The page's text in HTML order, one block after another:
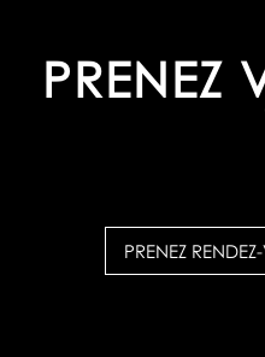
PRENEZ
PRENEZ